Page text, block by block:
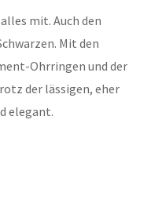
mit. Auch den
Mit den
Ohrringen und der
der lässigen, eher
elegant.